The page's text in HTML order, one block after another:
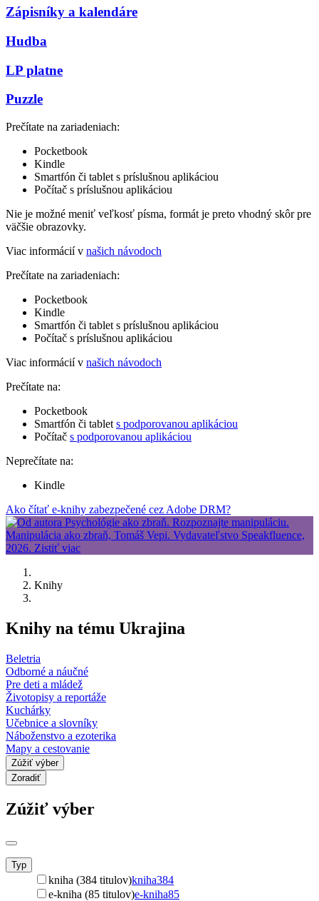
Zápisníky a kalendáre
Hudba
LP platne
Puzzle
Prečítate na zariadeniach:
Pocketbook
Kindle
Smartfón či tablet s príslušnou aplikáciou
Počítač s príslušnou aplikáciou
Nie je možné meniť veľkosť písma, formát je preto vhodný skôr pre
väčšie obrazovky.
Viac informácií v našich návodoch
Prečítate na zariadeniach:
Pocketbook
Kindle
Smartfón či tablet s príslušnou aplikáciou
Počítač s príslušnou aplikáciou
Viac informácií v našich návodoch
Prečítate na:
Pocketbook
Smartfón či tablet s podporovanou aplikáciou
Počítač s podporovanou aplikáciou
Neprečítate na:
Kindle
Ako čítať e-knihy zabezpečené cez Adobe DRM?
Knihy
Knihy na tému Ukrajina
Beletria
Odborné a náučné
Pre deti a mládež
Životopisy a reportáže
Kuchárky
Učebnice a slovníky
Náboženstvo a ezoterika
Mapy a cestovanie
Zúžiť výber
Zoradiť
Zúžiť výber
Typ
kniha (384 titulov)kniha384
e-kniha (85 titulov)e-kniha85